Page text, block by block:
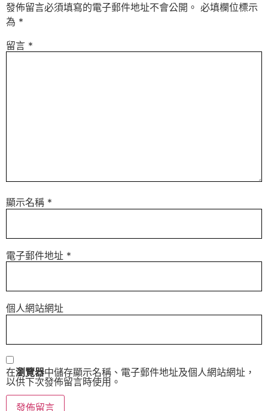
發佈留言必須填寫的電子郵件地址不會公開。 必填欄位標示
為 *
留言 *
顯示名稱 *
電子郵件地址 *
個人網站網址
在瀏覽器中儲存顯示名稱、電子郵件地址及個人網站網址，
以供下次發佈留言時使用。